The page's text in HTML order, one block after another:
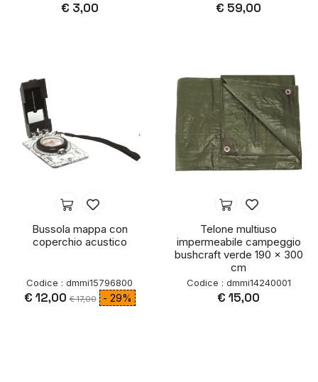
€ 3,00 € 59,00
Bussola mappa con
coperchio acustico
Codice : dmmi15796800
€ 12,00 € 17,00 - 29%
Telone multiuso
impermeabile campeggio
bushcraft verde 190 x 300
cm
Codice : dmmi14240001
€ 15,00